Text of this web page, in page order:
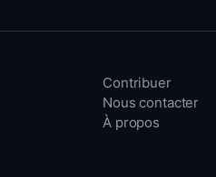
Contribuer
Nous contacter
À propos